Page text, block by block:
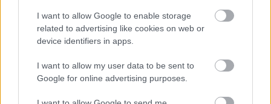
I want to allow Google to enable storage
related to advertising like cookies on web or
device identifiers in apps.
I want to allow my user data to be sent to
Google for online advertising purposes.
Κηφισιά
Αστέρας Τρίπολης
Παναιτωλικός
Το σύνολο του περιεχομένου και των υπηρεσιών του gazzetta.gr
διατίθεται στους επισκέπτες αυστηρά για προσωπική χρήση.
Απαγορεύεται η χρήση ή επανεκπομπή του, σε οποιοδήποτε μέσο,